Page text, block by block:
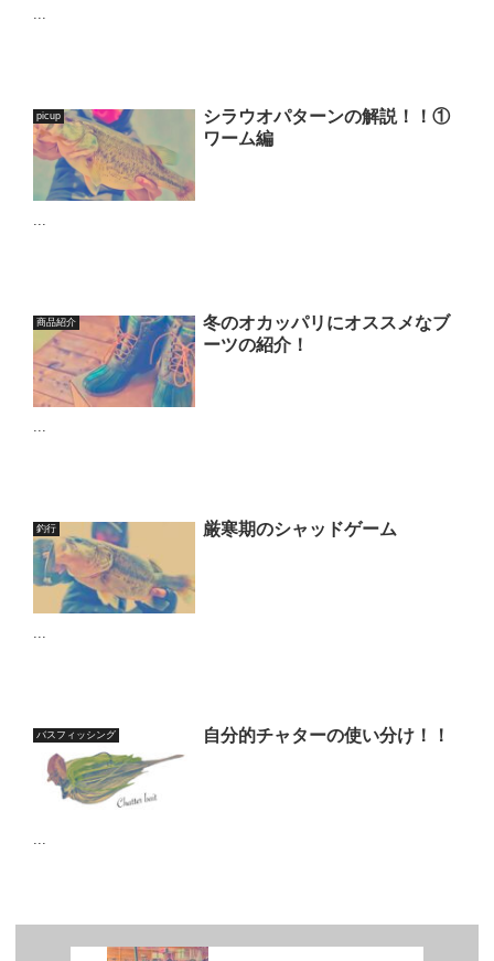
...
picup
シラウオパターンの解説！！①
ワーム編
...
商品紹介
冬のオカッパリにオススメなブ
ーツの紹介！
...
釣行 厳寒期のシャッドゲーム
...
バスフィッシング 自分的チャターの使い分け！！